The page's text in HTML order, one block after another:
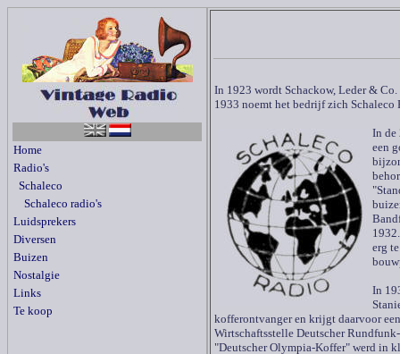
Home
Radio's
Schaleco
Schaleco radio's
Luidsprekers
Diversen
Buizen
Nostalgie
Links
Te koop
In 1923 wordt Schackow, Leder &
1933 noemt het bedrijf zich Schaleco
In de
een
erg
In
kofferontvanger en krijgt daarvoor
Wirtschaftsstelle Deutscher
"Deutscher Olympia-Koffer" werd in